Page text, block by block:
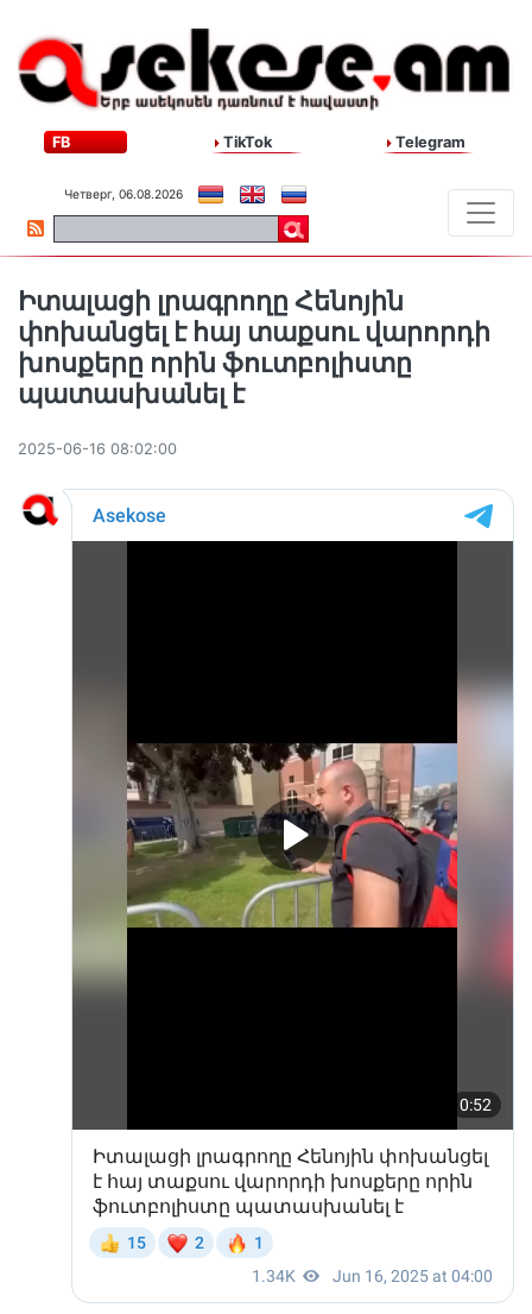
FB TikTok Telegram
Четверг, 06.08.2026
Իտալացի լրագրողը Հենոյին
փոխանցել է հայ տաքսու վարորդի
խոսքերը որին ֆուտբոլիստը
պատասխանել է
2025-06-16 08:02:00